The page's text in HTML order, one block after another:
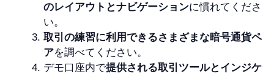
のレイアウトとナビゲーションに慣れてくださ
い。
取引の練習に利用できるさまざまな暗号通貨ペ
アを調べてください。
デモ口座内で提供される取引ツールとインジケ